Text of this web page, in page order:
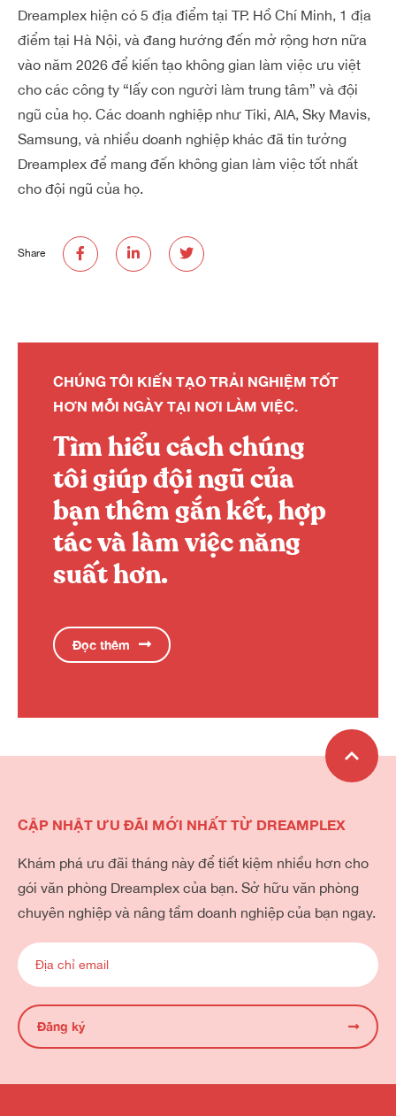
Dreamplex hiện có 5 địa điểm tại TP. Hồ Chí Minh, 1 địa
điểm tại Hà Nội, và đang hướng đến mở rộng hơn nữa
vào năm 2026 để kiến tạo không gian làm việc ưu việt
cho các công ty “lấy con người làm trung tâm” và đội
ngũ của họ. Các doanh nghiệp như Tiki, AIA, Sky Mavis,
Samsung, và nhiều doanh nghiệp khác đã tin tưởng
Dreamplex để mang đến không gian làm việc tốt nhất
cho đội ngũ của họ.
Share
CHÚNG TÔI KIẾN TẠO TRẢI NGHIỆM TỐT
HƠN MỖI NGÀY TẠI NƠI LÀM VIỆC.
Tìm hiểu cách chúng
tôi giúp đội ngũ của
bạn thêm gắn kết, hợp
tác và làm việc năng
suất hơn.
Đọc thêm
CẬP NHẬT ƯU ĐÃI MỚI NHẤT TỪ DREAMPLEX
Khám phá ưu đãi tháng này để tiết kiệm nhiều hơn cho
gói văn phòng Dreamplex của bạn. Sở hữu văn phòng
chuyên nghiệp và nâng tầm doanh nghiệp của bạn ngay.
Đăng ký